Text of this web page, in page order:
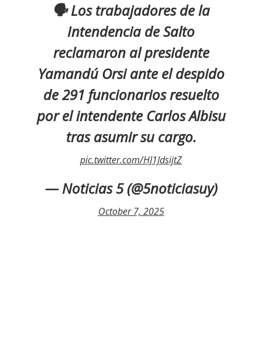
🗣 Los trabajadores de la
Intendencia de Salto
reclamaron al presidente
Yamandú Orsi ante el despido
de 291 funcionarios resuelto
por el intendente Carlos Albisu
tras asumir su cargo.
pic.twitter.com/HJ1JdsijtZ
— Noticias 5 (@5noticiasuy)
October 7, 2025